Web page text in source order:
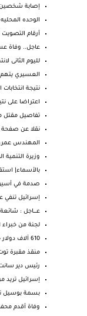
إصابة شخصين
الوحده المحليه
أرقام التصويت
عاجل.. وفاة
لليوم الثانى
العسيري يتهم
نتيجة انتخابات
اعتراضا على
تفاصيل مقتل مهندس
نقلا عن صفحة
المهندس
وزيرة التنمية
بالأسماء| استقالة 4 مسؤولين كبار بالسكة
صدمة في
إسرائيل تنفي
عـــــاجل :
لجنة من خبراء
610 آلاف دولار خسائر.. تفاصيل اختراق 5 شباب من الش...
منقذ مقبرة توت
رئيس دير
إسرائيل تريد
بسمة بوسيل
وفاة أقدم محفظ